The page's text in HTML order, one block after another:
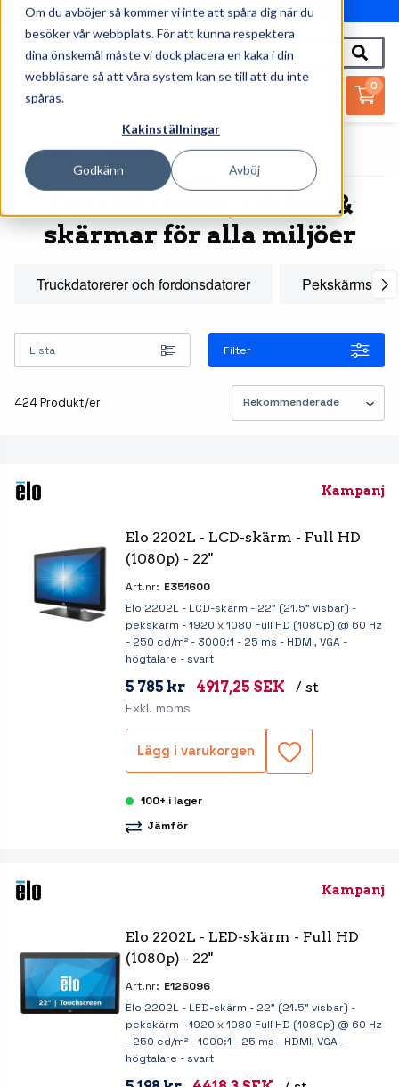
Om du avböjer så kommer vi inte att spåra dig när du
besöker vår webbplats. För att kunna respektera
dina önskemål måste vi dock placera en kaka i din
webbläsare så att våra system kan se till att du inte
spåras.
Kakinställningar
Godkänn Avböj
010-162 61 95
0
Startsida Truckdatorer, Tablets & Skärmar
Truckdatorer, tablets &
skärmar för alla miljöer
Truckdatorerer och fordonsdatorer
424 Produkt/er
Lista Filter
Kampanj
Elo 2202L - LCD-skärm - Full HD
(1080p) - 22"
Art.nr: E351600
Elo 2202L - LCD-skärm - 22" (21.5" visbar) -
pekskärm - 1920 x 1080 Full HD (1080p) @ 60 Hz
- 250 cd/m² - 3000:1 - 25 ms - HDMI, VGA -
högtalare - svart
5 785 kr 4917,25 SEK / st
Exkl. moms
Lägg i varukorgen
100+ i lager
Jämför
Kampanj
Elo 2202L - LED-skärm - Full HD
(1080p) - 22"
Art.nr: E126096
Elo 2202L - LED-skärm - 22" (21.5" visbar) -
pekskärm - 1920 x 1080 Full HD (1080p) @ 60 Hz
- 250 cd/m² - 1000:1 - 25 ms - HDMI, VGA -
högtalare - svart